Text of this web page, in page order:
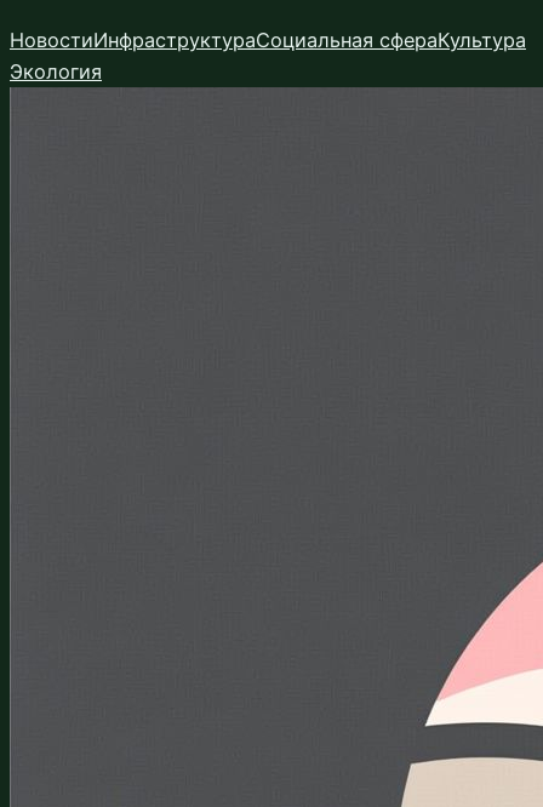
к
содержимому
НовостиИнфраструктураСоциальная сфераКультура
Экология